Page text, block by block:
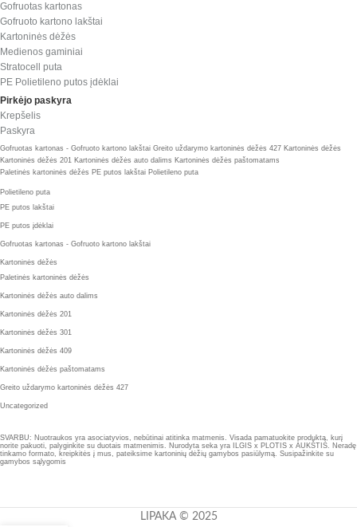
Gofruotas kartonas
Gofruoto kartono lakštai
Kartoninės dėžės
Medienos gaminiai
Stratocell puta
PE Polietileno putos įdėklai
Pirkėjo paskyra
Krepšelis
Paskyra
Gofruotas kartonas - Gofruoto kartono lakštai Greito uždarymo kartoninės dėžės 427 Kartoninės dėžės
Kartoninės dėžės 201 Kartoninės dėžės auto dalims Kartoninės dėžės paštomatams
Paletinės kartoninės dėžės PE putos lakštai Polietileno puta
Polietileno puta
PE putos lakštai
PE putos įdėklai
Gofruotas kartonas - Gofruoto kartono lakštai
Kartoninės dėžės
Paletinės kartoninės dėžės
Kartoninės dėžės auto dalims
Kartoninės dėžės 201
Kartoninės dėžės 301
Kartoninės dėžės 409
Kartoninės dėžės paštomatams
Greito uždarymo kartoninės dėžės 427
Uncategorized
SVARBU: Nuotraukos yra asociatyvios, nebūtinai atitinka matmenis. Visada pamatuokite produktą, kurį
norite pakuoti, palyginkite su duotais matmenimis. Nurodyta seka yra ILGIS x PLOTIS x AUKŠTIS. Neradę
tinkamo formato, kreipkitės į mus, pateiksime kartoninių dėžių gamybos pasiūlymą. Susipažinkite su
gamybos sąlygomis
LIPAKA © 2025